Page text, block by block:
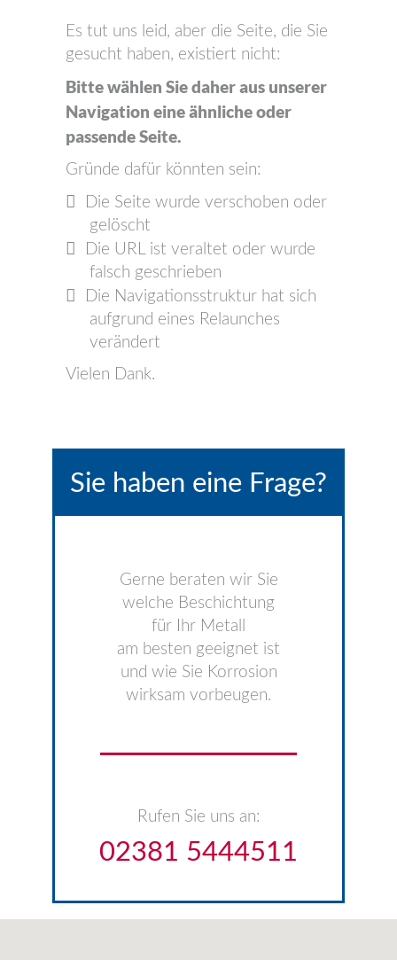
Es tut uns leid, aber die Seite, die Sie
gesucht haben, existiert nicht:
Bitte wählen Sie daher aus unserer
Navigation eine ähnliche oder
passende Seite.
Gründe dafür könnten sein:
Die Seite wurde verschoben oder
gelöscht
Die URL ist veraltet oder wurde
falsch geschrieben
Die Navigationsstruktur hat sich
aufgrund eines Relaunches
verändert
Vielen Dank.
Sie haben eine Frage?
Gerne beraten wir Sie
welche Beschichtung
für Ihr Metall
am besten geeignet ist
und wie Sie Korrosion
wirksam vorbeugen.
Rufen Sie uns an:
02381 5444511